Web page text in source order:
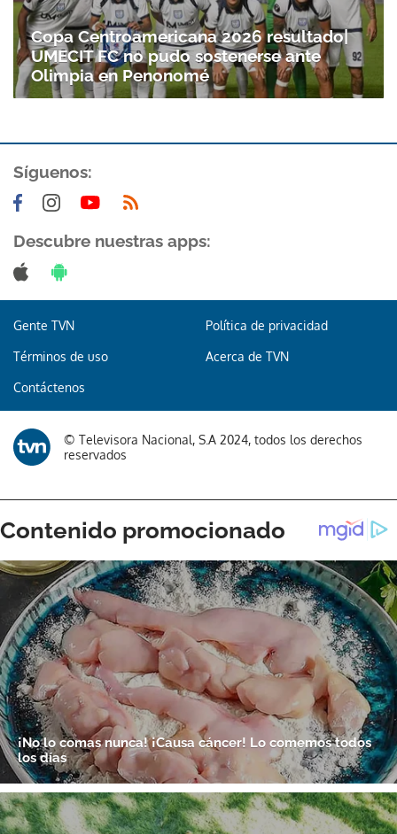
Copa Centroamericana 2026 resultado|
UMECIT FC no pudo sostenerse ante
Olimpia en Penonomé
Síguenos:
Descubre nuestras apps:
Gente TVN Política de privacidad
Términos de uso Acerca de TVN
Contáctenos
© Televisora Nacional, S.A 2024, todos los derechos
reservados